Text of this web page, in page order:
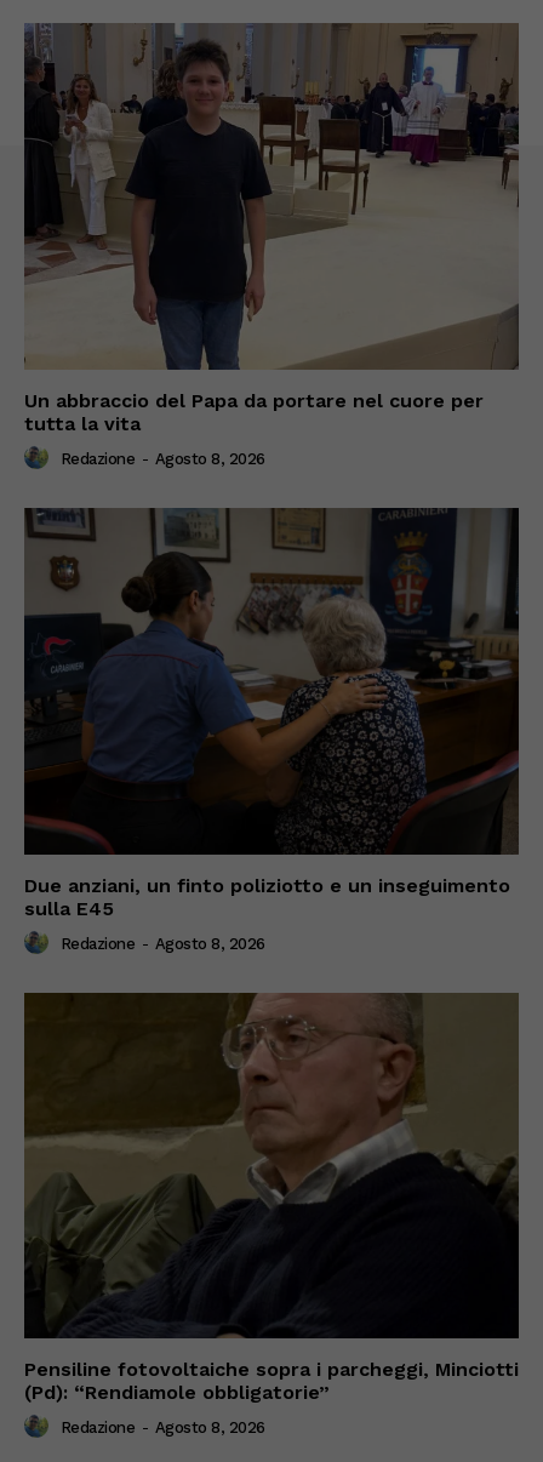
Un abbraccio del Papa da portare nel cuore per
tutta la vita
Redazione - Agosto 8, 2026
Due anziani, un finto poliziotto e un inseguimento
sulla E45
Redazione - Agosto 8, 2026
Pensiline fotovoltaiche sopra i parcheggi, Minciotti
(Pd): “Rendiamole obbligatorie”
Redazione - Agosto 8, 2026